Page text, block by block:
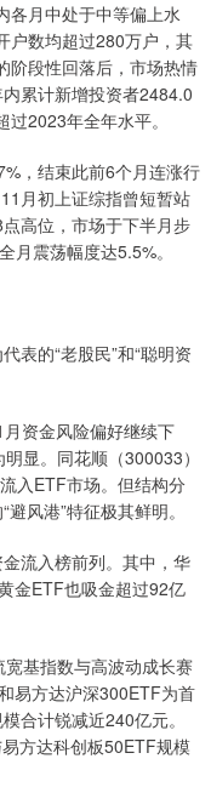
月中处于中等偏上水
户数均超过280万户，其
阶段性回落后，市场热情
累计新增投资者2484.0
2023年全年水平。
，结束此前6个月连涨行
月初上证综指曾短暂站
高位，市场于下半月步
月震荡幅度达5.5%。
的“老股民”和“聪明资
资金风险偏好继续下
显。同花顺（300033）
入ETF市场。但结构分
风港”特征极其鲜明。
流入榜前列。其中，华
金ETF也吸金超过92亿
基指数与高波动成长赛
易方达沪深300ETF为首
合计锐减近240亿元。
方达科创板50ETF规模